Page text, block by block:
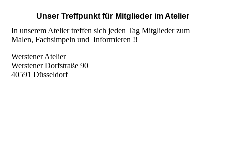
Unser Treffpunkt für Mitglieder im Atelier
In unserem Atelier treffen sich jeden Tag Mitglieder zum
Malen, Fachsimpeln und Informieren !!
Werstener Atelier
Werstener Dorfstraße 90
40591 Düsseldorf